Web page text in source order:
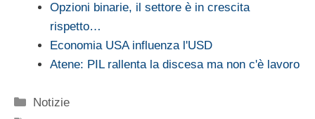
Opzioni binarie, il settore è in crescita
rispetto…
Economia USA influenza l'USD
Atene: PIL rallenta la discesa ma non c'è lavoro
Categorie
Notizie